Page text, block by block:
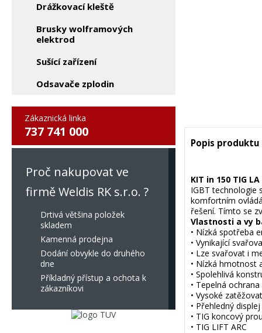
Drážkovací kleště
Brusky wolframových
elektrod
Sušící zařízení
Odsavače zplodin
Zákaznická linka
737 741 000
Proč nakupovat ve
firmě Weldis RK s.r.o. ?
Drtivá většina položek
skladem
Kamenná prodejna
Dodání obvykle do druhého
dne
Příkladný přístup a ochota k
zákazníkovi
Popis produktu
KIT in 150 TIG
IGBT technologie
komfortním
řešení. Tímto se
Vlastnosti a vy
• Nízká spotřeba
• Vynikající
• Lze svařovat i
• Nízká hmotnost
• Spolehlivá
• Tepelná
• Vysoké
• Přehledný
• TIG koncový
• TIG LIFT ARC